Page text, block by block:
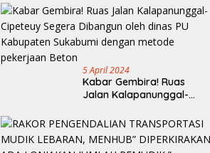
5 April 2024
Kabar Gembira! Ruas
Jalan Kalapanunggal-
oleh dinas PU Kabupaten
Sukabumi dengan metode
pekerjaan Beton